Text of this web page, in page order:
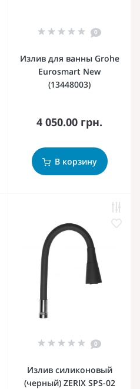
0
Излив для ванны Grohe
Eurosmart New
(13448003)
4 050.00 грн.
В корзину
0
Излив силиконовый
(черный) ZERIX SPS-02